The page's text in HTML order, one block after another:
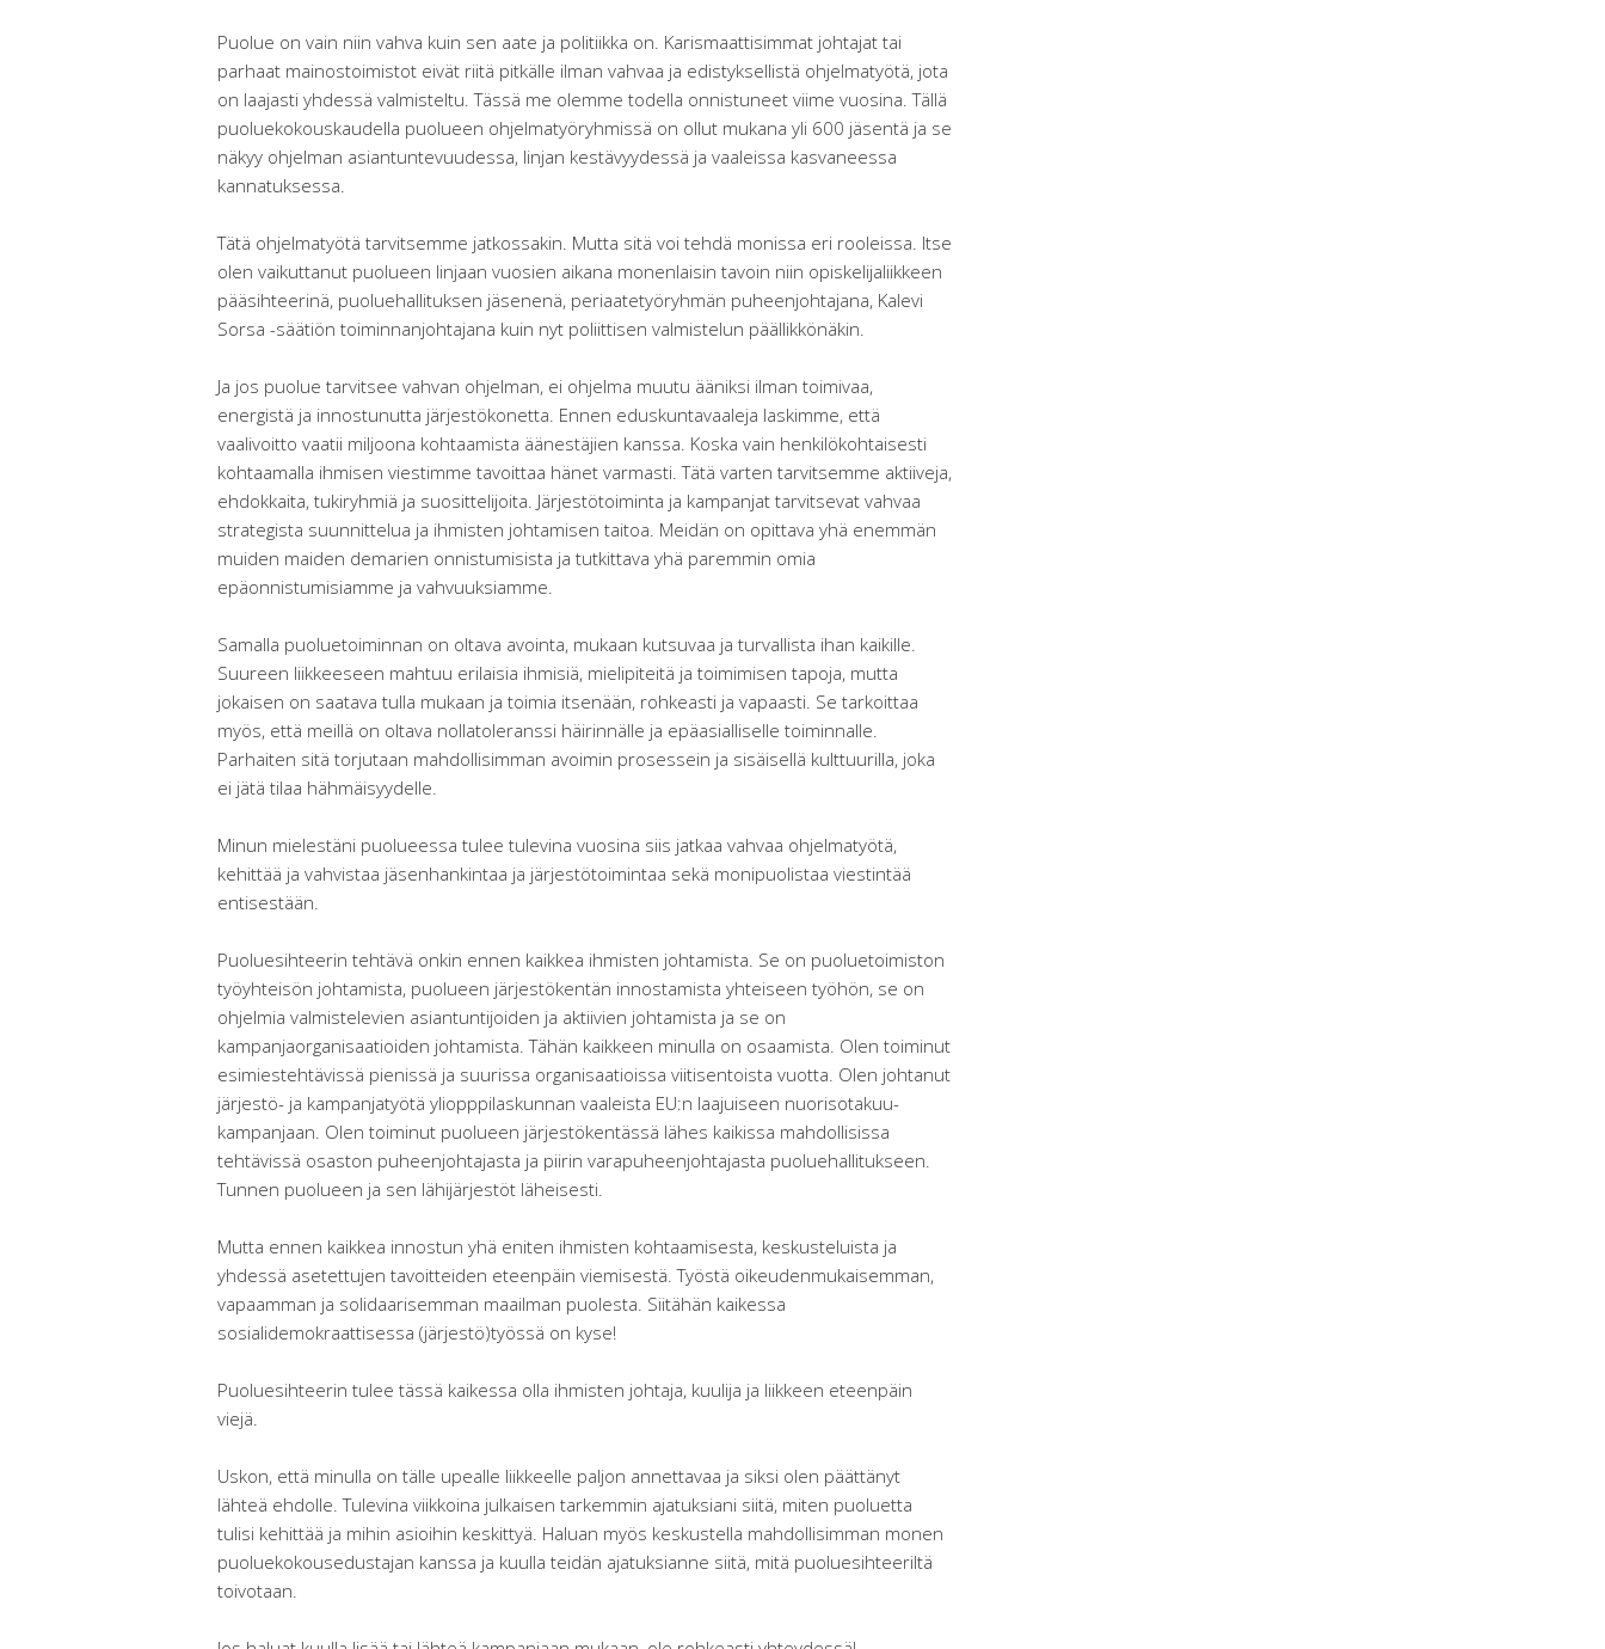
Puolue on vain niin vahva kuin sen aate ja politiikka on. Karismaattisimmat johtajat tai
parhaat mainostoimistot eivät riitä pitkälle ilman vahvaa ja edistyksellistä ohjelmatyötä, jota
on laajasti yhdessä valmisteltu. Tässä me olemme todella onnistuneet viime vuosina. Tällä
puoluekokouskaudella puolueen ohjelmatyöryhmissä on ollut mukana yli 600 jäsentä ja se
näkyy ohjelman asiantuntevuudessa, linjan kestävyydessä ja vaaleissa kasvaneessa
kannatuksessa.
Tätä ohjelmatyötä tarvitsemme jatkossakin. Mutta sitä voi tehdä monissa eri rooleissa. Itse
olen vaikuttanut puolueen linjaan vuosien aikana monenlaisin tavoin niin opiskelijaliikkeen
pääsihteerinä, puoluehallituksen jäsenenä, periaatetyöryhmän puheenjohtajana, Kalevi
Sorsa -säätiön toiminnanjohtajana kuin nyt poliittisen valmistelun päällikkönäkin.
Ja jos puolue tarvitsee vahvan ohjelman, ei ohjelma muutu ääniksi ilman toimivaa,
energistä ja innostunutta järjestökonetta. Ennen eduskuntavaaleja laskimme, että
vaalivoitto vaatii miljoona kohtaamista äänestäjien kanssa. Koska vain henkilökohtaisesti
kohtaamalla ihmisen viestimme tavoittaa hänet varmasti. Tätä varten tarvitsemme aktiiveja,
ehdokkaita, tukiryhmiä ja suosittelijoita. Järjestötoiminta ja kampanjat tarvitsevat vahvaa
strategista suunnittelua ja ihmisten johtamisen taitoa. Meidän on opittava yhä enemmän
muiden maiden demarien onnistumisista ja tutkittava yhä paremmin omia
epäonnistumisiamme ja vahvuuksiamme.
Samalla puoluetoiminnan on oltava avointa, mukaan kutsuvaa ja turvallista ihan kaikille.
Suureen liikkeeseen mahtuu erilaisia ihmisiä, mielipiteitä ja toimimisen tapoja, mutta
jokaisen on saatava tulla mukaan ja toimia itsenään, rohkeasti ja vapaasti. Se tarkoittaa
myös, että meillä on oltava nollatoleranssi häirinnälle ja epäasialliselle toiminnalle.
Parhaiten sitä torjutaan mahdollisimman avoimin prosessein ja sisäisellä kulttuurilla, joka
ei jätä tilaa hähmäisyydelle.
Minun mielestäni puolueessa tulee tulevina vuosina siis jatkaa vahvaa ohjelmatyötä,
kehittää ja vahvistaa jäsenhankintaa ja järjestötoimintaa sekä monipuolistaa viestintää
entisestään.
Puoluesihteerin tehtävä onkin ennen kaikkea ihmisten johtamista. Se on puoluetoimiston
työyhteisön johtamista, puolueen järjestökentän innostamista yhteiseen työhön, se on
ohjelmia valmistelevien asiantuntijoiden ja aktiivien johtamista ja se on
kampanjaorganisaatioiden johtamista. Tähän kaikkeen minulla on osaamista. Olen toiminut
esimiestehtävissä pienissä ja suurissa organisaatioissa viitisentoista vuotta. Olen johtanut
järjestö- ja kampanjatyötä yliopppilaskunnan vaaleista EU:n laajuiseen nuorisotakuu-
kampanjaan. Olen toiminut puolueen järjestökentässä lähes kaikissa mahdollisissa
tehtävissä osaston puheenjohtajasta ja piirin varapuheenjohtajasta puoluehallitukseen.
Tunnen puolueen ja sen lähijärjestöt läheisesti.
Mutta ennen kaikkea innostun yhä eniten ihmisten kohtaamisesta, keskusteluista ja
yhdessä asetettujen tavoitteiden eteenpäin viemisestä. Työstä oikeudenmukaisemman,
vapaamman ja solidaarisemman maailman puolesta. Siitähän kaikessa
sosialidemokraattisessa (järjestö)työssä on kyse!
Puoluesihteerin tulee tässä kaikessa olla ihmisten johtaja, kuulija ja liikkeen eteenpäin
viejä.
Uskon, että minulla on tälle upealle liikkeelle paljon annettavaa ja siksi olen päättänyt
lähteä ehdolle. Tulevina viikkoina julkaisen tarkemmin ajatuksiani siitä, miten puoluetta
tulisi kehittää ja mihin asioihin keskittyä. Haluan myös keskustella mahdollisimman monen
puoluekokousedustajan kanssa ja kuulla teidän ajatuksianne siitä, mitä puoluesihteeriltä
toivotaan.